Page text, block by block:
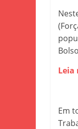
Leia
Em